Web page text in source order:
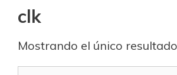
clk
Mostrando el único resultado